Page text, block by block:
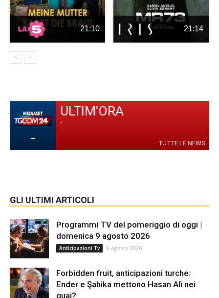
21:10 21:14
-
ULTIM'ORA
-
TUTTE LE NEWS
GLI ULTIMI ARTICOLI
Programmi TV del pomeriggio di oggi |
domenica 9 agosto 2026
Anticipazioni Tv 9 Agosto 2026
Forbidden fruit, anticipazioni turche:
Ender e Şahika mettono Hasan Alì nei
guai?